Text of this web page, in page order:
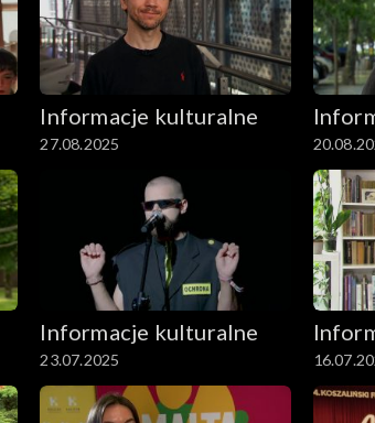
Informacje kulturalne
27.08.2025
Informacje kulturalne
23.07.2025